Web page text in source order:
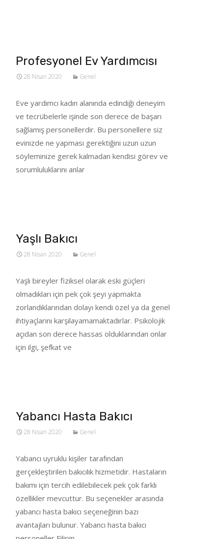
Profesyonel Ev Yardımcısı
28 Nisan 2020 Genel
Eve yardımcı kadın alanında edindiği deneyim
ve tecrübelerle işinde son derece de başarı
sağlamış personellerdir. Bu personellere siz
evinizde ne yapması gerektiğini uzun uzun
söyleminize gerek kalmadan kendisi görev ve
sorumluluklarını anlar
Yaşlı Bakıcı
28 Nisan 2020 Genel
Yaşlı bireyler fiziksel olarak eski güçleri
olmadıkları için pek çok şeyi yapmakta
zorlandıklarından dolayı kendi özel ya da genel
ihtiyaçlarını karşılayamamaktadırlar. Psikolojik
açıdan son derece hassas olduklarından onlar
için ilgi, şefkat ve
Yabancı Hasta Bakıcı
28 Nisan 2020 Genel
Yabancı uyruklu kişiler tarafından
gerçekleştirilen bakıcılık hizmetidir. Hastaların
bakımı için tercih edilebilecek pek çok farklı
özellikler mevcuttur. Bu seçenekler arasında
yabancı hasta bakıcı seçeneğinin bazı
avantajları bulunur. Yabancı hasta bakıcı